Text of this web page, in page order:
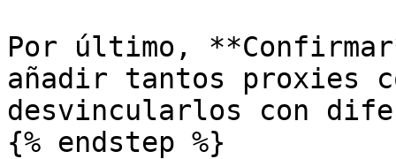
Por último,
añadir tantos proxies
desvincularlos con
{% endstep %}